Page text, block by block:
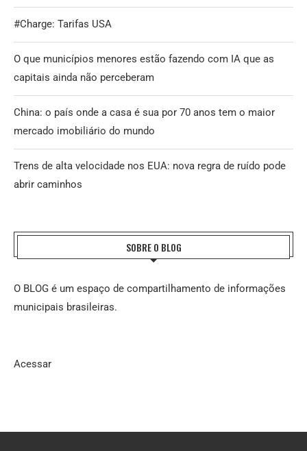
#Charge: Tarifas USA
O que municípios menores estão fazendo com IA que as
capitais ainda não perceberam
China: o país onde a casa é sua por 70 anos tem o maior
mercado imobiliário do mundo
Trens de alta velocidade nos EUA: nova regra de ruído pode
abrir caminhos
SOBRE O BLOG
O BLOG é um espaço de compartilhamento de informações
municipais brasileiras.
Acessar